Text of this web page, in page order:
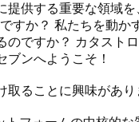
提供する重要な領域
すか？ 私たちを動か
のですか？ カタスト
ブンへようこそ！
ることに興味があり